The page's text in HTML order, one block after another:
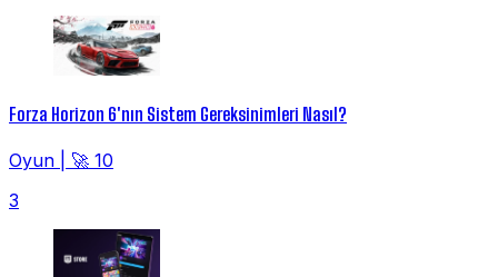
Forza Horizon 6'nın Sistem Gereksinimleri Nasıl?
Oyun
🚀 10
3